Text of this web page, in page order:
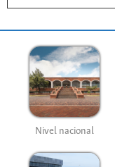
Nivel nacional